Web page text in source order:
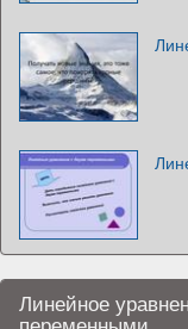
Линейное